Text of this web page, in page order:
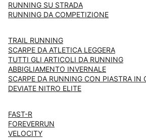
RUNNING SU STRADA
RUNNING DA COMPETIZIONE
TRAIL RUNNING
SCARPE DA ATLETICA LEGGERA
TUTTI GLI ARTICOLI DA RUNNING
ABBIGLIAMENTO INVERNALE
SCARPE DA RUNNING CON PIASTRA IN
DEVIATE NITRO ELITE
FAST-R
FOREVERRUN
VELOCITY